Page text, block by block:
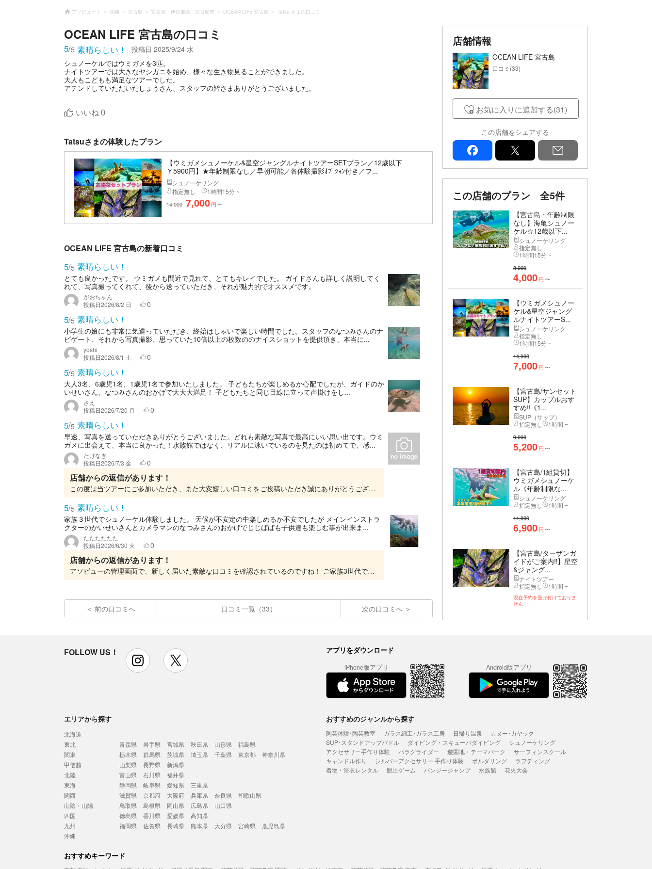
アソビュー！ 沖縄 宮古島 宮古島・伊良部島・宮古島市 OCEAN LIFE 宮古島 Tatsu さまの口コミ
OCEAN LIFE 宮古島の口コミ
5/5 素晴らしい！ 投稿日 2025/9/24 水
シュノーケルではウミガメを3匹。
ナイトツアーでは大きなヤシガニを始め、様々な生き物見ることができました。
大人もこどもも満足なツアーでした。
アテンドしていただいたしょうさん、スタッフの皆さまありがとうございました。
いいね 0
Tatsuさまの体験したプラン
【ウミガメシュノーケル&星空ジャングルナイトツアーSETプラン／12歳以下
￥5900円】★年齢制限なし／早朝可能／各体験撮影ｵﾌﾟｼｮﾝ付き／フ...
シュノーケリング
指定無し
1時間15分 ~
14,000 7,000円 〜
OCEAN LIFE 宮古島の新着口コミ
5/5 素晴らしい！
とても良かったです。 ウミガメも間近で見れて、とてもキレイでした。 ガイドさんも詳しく説明してく
れて、写真撮ってくれて、後から送っていただき、それが魅力的でオススメです。
がおちゃん
投稿日2026/8/2 日 0
5/5 素晴らしい！
小学生の娘にも非常に気遣っていただき、終始はしゃいで楽しい時間でした。スタッフのなつみさんのナ
ビゲート、それから写真撮影、思っていた10倍以上の枚数ののナイスショットを提供頂き、本当に...
yoshi
投稿日2026/8/1 土 0
5/5 素晴らしい！
大人3名、6歳児1名、1歳児1名で参加いたしました。 子どもたちが楽しめるか心配でしたが、ガイドのか
いせいさん、なつみさんのおかげで大大大満足！ 子どもたちと同じ目線に立って声掛けをし...
さえ
投稿日2026/7/20 月 0
5/5 素晴らしい！
早速、写真を送っていただきありがとうございました。どれも素敵な写真で最高にいい思い出です。ウミ
ガメに出会えて、本当に良かった！水族館ではなく、リアルに泳いでいるのを見たのは初めてで、感...
たけなぎ
投稿日2026/7/3 金 0
店舗からの返信があります！
この度は当ツアーにご参加いただき、また大変嬉しい口コミをご投稿いただき誠にありがとうございます！ 初めての「リアルなウミガメ」との遭遇、そして感動していただけたとのこと、スタッフ一同...
5/5 素晴らしい！
家族３世代でシュノーケル体験しました。 天候が不安定の中楽しめるか不安でしたが メインインストラ
クターのかいせいさんとカメラマンのなつみさんのおかげでじじばばも子供達も楽しむ事が出来ま...
たたたたたた
投稿日2026/6/30 火 0
店舗からの返信があります！
アソビューの管理画面で、新しく届いた素敵な口コミを確認されているのですね！ ご家族3世代でのシュノーケル体験が、天候の不安を吹き飛ばすほど楽しい思い出になったとのこと、本当に素晴らしい...
前の口コミへ 口コミ一覧（33） 次の口コミへ
店舗情報
OCEAN LIFE 宮古島
口コミ(33)
お気に入りに追加する(31)
この店舗をシェアする
facebook
この店舗のプラン 全5件
【宮古島・年齢制限
なし】海亀シュノー
ケル☆12歳以下...
シュノーケリング
指定無し
1時間15分 ~
8,000
4,000円 〜
【ウミガメシュノー
ケル&星空ジャング
ルナイトツアーS...
シュノーケリング
指定無し
1時間15分 ~
14,000
7,000円 〜
【宮古島/サンセット
SUP】カップルおす
すめ‼︎《1...
SUP（サップ）
指定無し
1時間 ~
9,000
5,200円 〜
【宮古島/1組貸切】
ウミガメシュノーケ
ル《年齢制限な...
シュノーケリング
指定無し
1時間 ~
11,000
6,900円 〜
【宮古島/ターザンガ
イドがご案内‼︎】星空
&ジャング...
ナイトツアー
指定無し
1時間 ~
現在予約を受け付けておりま
せん
FOLLOW US！ instagram アプリをダウンロード
iPhone版アプリ Android版アプリ
エリアから探す
北海道
東北
青森県 岩手県 宮城県 秋田県 山形県
福島県
関東
栃木県 群馬県 茨城県 埼玉県 千葉県 東京都
神奈川県
甲信越
山梨県 長野県
新潟県
北陸
富山県 石川県
福井県
東海
静岡県 岐阜県 愛知県
三重県
関西
滋賀県 京都府 大阪府 兵庫県 奈良県
和歌山県
山陰・山陽
鳥取県 島根県 岡山県 広島県
山口県
四国
徳島県 香川県 愛媛県
高知県
九州
福岡県 佐賀県 長崎県 熊本県 大分県 宮崎県
鹿児島県
沖縄
おすすめのジャンルから探す
陶芸体験･陶芸教室 ガラス細工･ガラス工房 日帰り温泉
カヌー･カヤック
SUP･スタンドアップパドル
ダイビング・スキューバダイビング
シュノーケリング
アクセサリー手作り体験
パラグライダー 遊園地・テーマパーク
サーフィンスクール
キャンドル作り
シルバーアクセサリー 手作り体験 ボルダリング
ラフティング
着物・浴衣レンタル
脱出ゲーム バンジージャンプ 水族館 花火大会
おすすめキーワード